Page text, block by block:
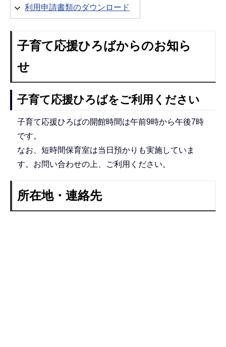
利用申請書類のダウンロード
子育て応援ひろばからのお知ら
せ
子育て応援ひろばをご利用ください
子育て応援ひろばの開館時間は午前9時から午後7時
です。
なお、短時間保育室は当日預かりも実施していま
す。お問い合わせの上、ご利用ください。
所在地・連絡先